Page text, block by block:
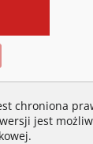
chroniona
jest